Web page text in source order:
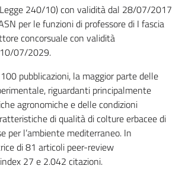
240/10) con validità dal 28/07/2017
per le funzioni di professore di I fascia
concorsuale con validità
07/2029.
pubblicazioni, la maggior parte delle
riguardanti principalmente
agronomiche e delle condizioni
di qualità di colture erbacee di
per l’ambiente mediterraneo. In
di 81 articoli peer-review
27 e 2.042 citazioni.